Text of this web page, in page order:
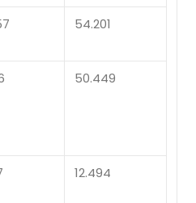
54.201
50.449
12.494